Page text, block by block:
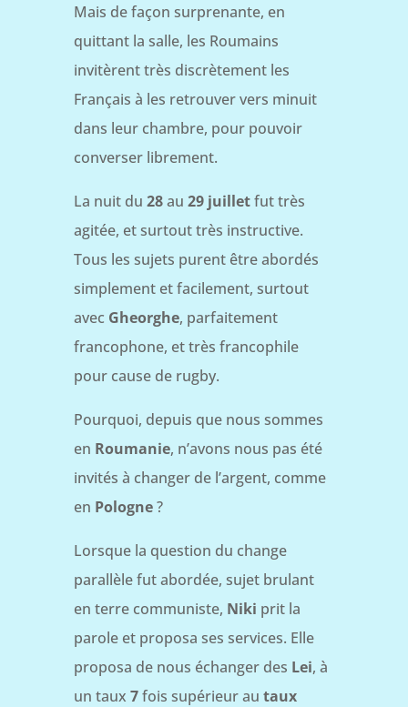
Mais de façon surprenante, en
quittant la salle, les Roumains
invitèrent très discrètement les
Français à les retrouver vers minuit
dans leur chambre, pour pouvoir
converser librement.
La nuit du 28au 29 juilletfut très
agitée, et surtout très instructive.
Tous les sujets purent être abordés
simplement et facilement, surtout
avec Gheorghe, parfaitement
francophone, et très francophile
pour cause de rugby.
Pourquoi, depuis que nous sommes
en Roumanie, n’avons nous pas été
invités à changer de l’argent, comme
en Pologne?
Lorsque la question du change
parallèle fut abordée, sujet brulant
en terre communiste, Niki prit la
parole et proposa ses services. Elle
proposa de nous échanger des Lei, à
un taux 7fois supérieur au taux